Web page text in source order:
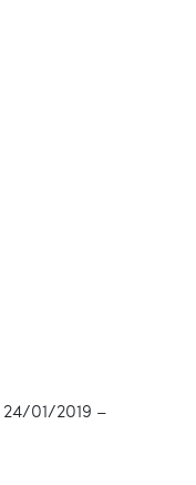
24/01/2019 –